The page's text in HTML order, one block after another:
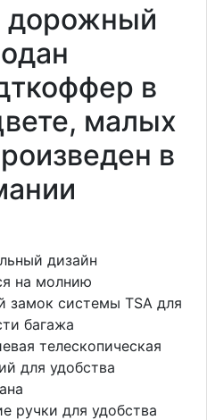
дорожный
в
малых
в
дизайн
на молнию
замок системы TSA для
багажа
телескопическая
для удобства
ручки для удобства